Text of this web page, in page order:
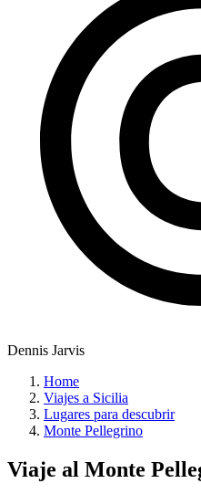
Dennis Jarvis
Home
Viajes a Sicilia
Lugares para descubrir
Monte Pellegrino
Viaje al Monte